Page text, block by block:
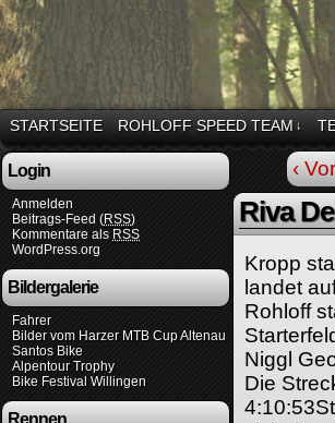
STARTSEITE ROHLOFF SPEED TEAM ↓
Login
Anmelden
Beitrags-Feed (RSS)
Kommentare als RSS
WordPress.org
Bildergalerie
Fahrer
Bilder vom Harzer MTB Cup Altenau
Santos Bike
Alpentour Trophy
Bike Festival Willingen
Rennen
‹
Riva
Kropp
landet
Rohloff
Niggl
Die